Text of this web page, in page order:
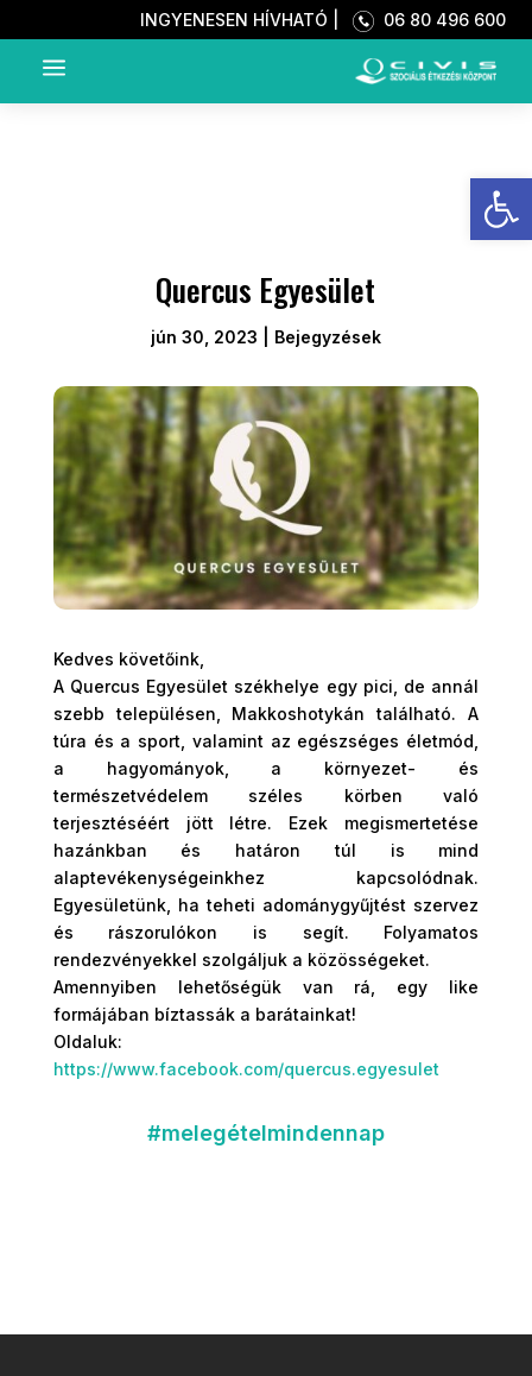
INGYENESEN HÍVHATÓ | 06 80 496 600
a
Quercus Egyesület
jún 30, 2023 Bejegyzések
Kedves követőink,
A Quercus Egyesület székhelye egy pici, de annál
szebb településen, Makkoshotykán található. A
túra és a sport, valamint az egészséges életmód,
a hagyományok, a környezet- és
természetvédelem széles körben való
terjesztéséért jött létre. Ezek megismertetése
hazánkban és határon túl is mind
alaptevékenységeinkhez kapcsolódnak.
Egyesületünk, ha teheti adománygyűjtést szervez
és rászorulókon is segít. Folyamatos
rendezvényekkel szolgáljuk a közösségeket.
Amennyiben lehetőségük van rá, egy like
formájában bíztassák a barátainkat!
Oldaluk:
https://www.facebook.com/quercus.egyesulet
#melegételmindennap